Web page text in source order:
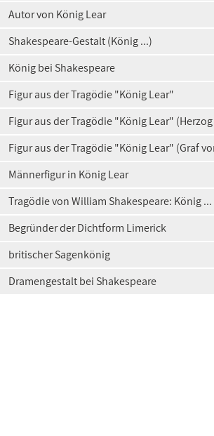
Autor von König Lear
Shakespeare-Gestalt (König ...)
König bei Shakespeare
Figur aus der Tragödie "König Lear"
Figur aus der Tragödie "König Lear"
Figur aus der Tragödie "König Lear" (Graf
Männerfigur in König Lear
Tragödie von William Shakespeare: König ...
Begründer der Dichtform Limerick
britischer Sagenkönig
Dramengestalt bei Shakespeare